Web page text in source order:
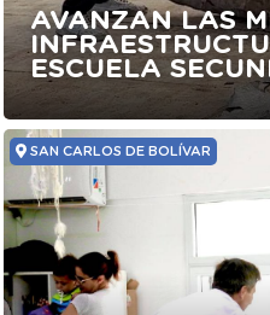
AVANZAN LAS
ESCUELA
SAN CARLOS DE BOLÍVAR